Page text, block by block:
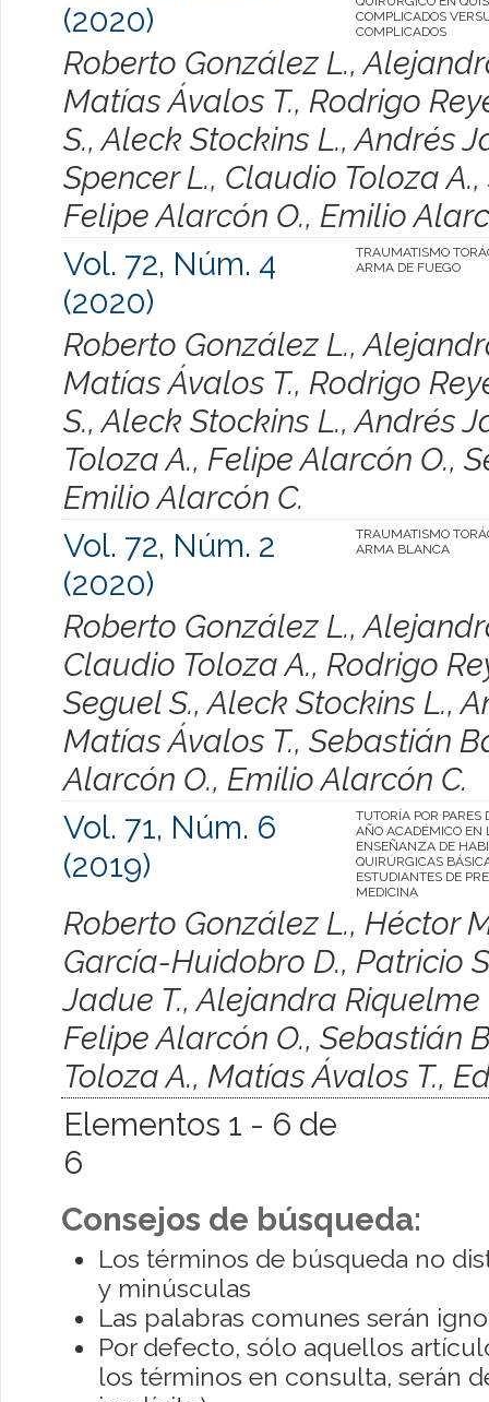
(2020)
COMPLICADOS
COMPLICADOS
Roberto González L.,
Matías Ávalos T., Rodrigo
S., Aleck Stockins L., Andrés
Spencer L., Claudio Toloza
Felipe Alarcón O., Emilio
Vol. 72, Núm. 4
(2020)
TRAUMATISMO
ARMA DE FUEGO
Roberto González L.,
Matías Ávalos T., Rodrigo
S., Aleck Stockins L., Andrés
Toloza A., Felipe Alarcón O.,
Emilio Alarcón C.
Vol. 72, Núm. 2
(2020)
TRAUMATISMO
ARMA BLANCA
Roberto González L.,
Claudio Toloza A., Rodrigo
Seguel S., Aleck Stockins L.,
Matías Ávalos T., Sebastián
Alarcón O., Emilio Alarcón C.
Vol. 71, Núm. 6
(2019)
TUTORÍA POR PARES
AÑO ACADÉMICO EN
ENSEÑANZA DE
QUIRÚRGICAS
ESTUDIANTES DE
MEDICINA
Roberto González L., Héctor
García-Huidobro D., Patricio
Jadue T., Alejandra Riquelme
Felipe Alarcón O., Sebastián
Toloza A., Matías Ávalos T.,
Elementos 1 - 6 de
6
Consejos de búsqueda:
Los términos de búsqueda no
y minúsculas
Las palabras comunes serán
Por defecto, sólo aquellos
los términos en consulta, serán